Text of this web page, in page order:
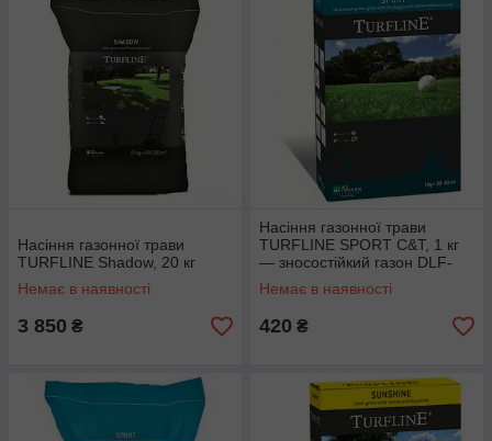
Насіння газонної трави
TURFLINE Shadow, 20 кг
Немає в наявності
3 850 ₴
Насіння газонної трави
TURFLINE SPORT C&T, 1 кг
— зносостійкий газон DLF-
Trifolium
Немає в наявності
420 ₴